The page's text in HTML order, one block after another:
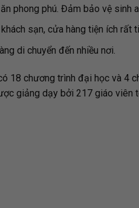
phong phú. Đảm bảo vệ sinh
sạn, cửa hàng tiện ích rất
di chuyển đến nhiều nơi.
18 chương trình đại học và 4
giảng dạy bởi 217 giáo viên